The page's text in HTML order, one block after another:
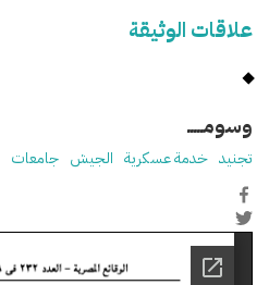
علاقات الوثيقة
وسومـــــ
تجنيد خدمة عسكرية الجيش جامعات